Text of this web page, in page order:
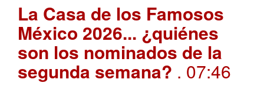
La Casa de los Famosos
México 2026... ¿quiénes
son los nominados de la
segunda semana? . 07:46